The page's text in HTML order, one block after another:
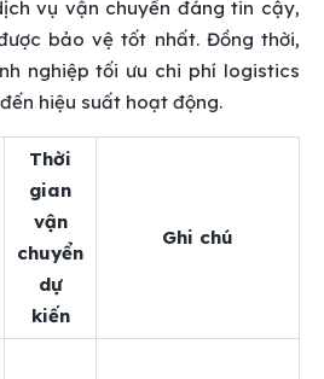
vụ vận chuyển đáng tin cậy,
bảo vệ tốt nhất. Đồng thời,
nghiệp tối ưu chi phí logistics
hiệu suất hoạt động.
Thời
gian
vận
chuyển
dự
kiến
Ghi chú